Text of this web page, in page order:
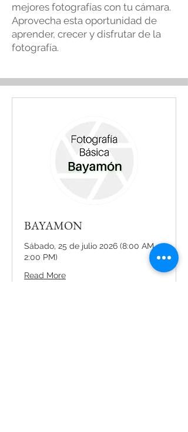
mejores fotografías con tu cámara.
Aprovecha esta oportunidad de
aprender, crecer y disfrutar de la
fotografía.
BAYAMON
Sábado, 25 de julio 2026 (8:00 AM -
2:00 PM)
Read More